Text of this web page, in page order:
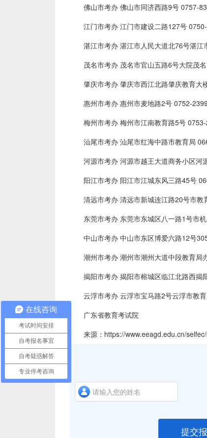
佛山市考办 佛山市同济西路9号 0757-
江门市考办 江门市建设二路127号
湛江市考办 湛江市人民大道北76号湛江
茂名市考办 茂名市官山五路6号大院茂名
肇庆市考办 肇庆市西江北路肇庆教育大
惠州市考办 惠州市麦地路2号 0752-
梅州市考办 梅州市江南教育路5号 0753-
汕尾市考办 汕尾市红海中路市教育局
河源市考办 河源市越王大道商务小区河
阳江市考办 阳江市江城东风三路45号
清远市考办 清远市新城连江路20号市教
东莞市考办 东莞市东城区八一路1号市
中山市考办 中山市东区博爱六路12号
潮州市考办 潮州市潮州大道中段教育局
揭阳市考办 揭阳市榕城区临江北路西揭
云浮市考办 云浮市宝马路2号云浮市教
广东省教育考试院
来源：https://www.eeagd.edu.cn/selfec/
提交
在线咨询
考试时间安排
自考报名事宜
自考疑惑解答
专业停考咨询